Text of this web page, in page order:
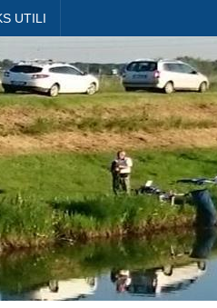
UTILI